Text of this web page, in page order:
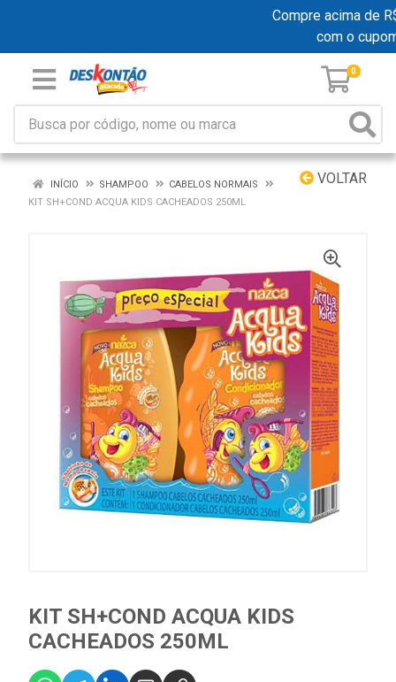
Compre acima de
com o
0
VOLTAR
INÍCIO SHAMPOO
CABELOS NORMAIS
KIT SH+COND ACQUA KIDS CACHEADOS 250ML
KIT SH+COND ACQUA KIDS
CACHEADOS 250ML